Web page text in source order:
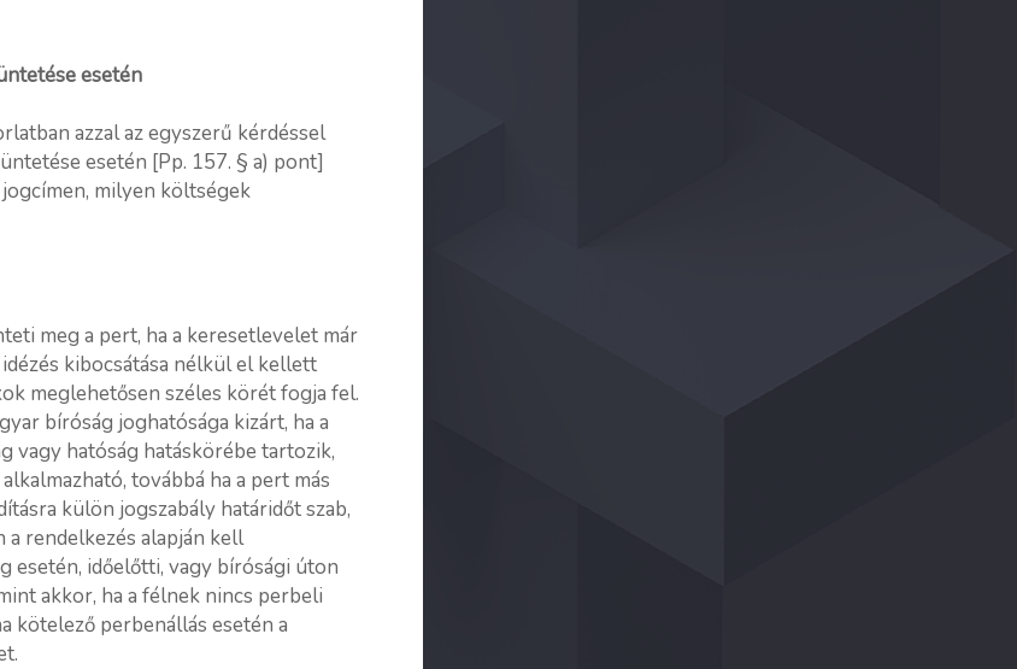
esetén
azzal az egyszerű kérdéssel
esetén [Pp. 157. § a) pont]
milyen költségek
meg a pert, ha a keresetlevelet már
kibocsátása nélkül el kellett
meglehetősen széles körét fogja fel.
bíróság joghatósága kizárt, ha a
vagy hatóság hatáskörébe tartozik,
továbbá ha a pert más
külön jogszabály határidőt szab,
a rendelkezés alapján kell
esetén, időelőtti, vagy bírósági úton
akkor, ha a félnek nincs perbeli
kötelező perbenállás esetén a